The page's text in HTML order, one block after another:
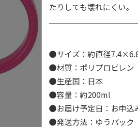
たりしても壊れにくい。
●サイズ：約直径
●材質：ポリプロピレン
●生産国：日本
●容量：約200ml
●お届け予定日：お申込
●発送方法：ゆうパック